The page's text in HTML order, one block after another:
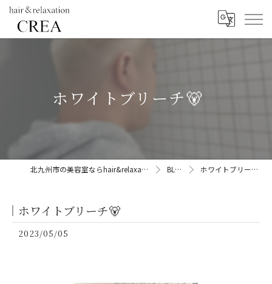
ホワイトブリーチ🐻
北九州市の美容室ならhair&relaxation CREA BLOG ホワイトブリーチ🐻
ホワイトブリーチ🐻
2023/05/05